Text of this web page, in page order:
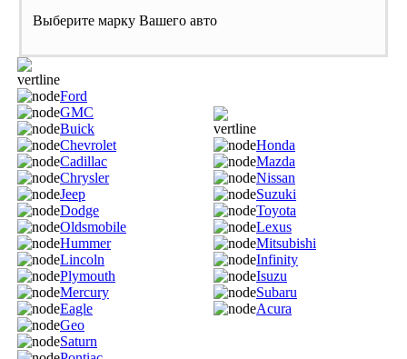
Выберите марку Вашего авто
Ford
GMC
Buick
Chevrolet
Cadillac
Chrysler
Jeep
Dodge
Oldsmobile
Hummer
Lincoln
Plymouth
Mercury
Eagle
Geo
Saturn
Honda
Mazda
Nissan
Suzuki
Toyota
Lexus
Mitsubishi
Infinity
Isuzu
Subaru
Acura